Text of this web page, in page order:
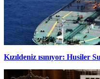
Kızıldeniz ısınıyor: Husiler